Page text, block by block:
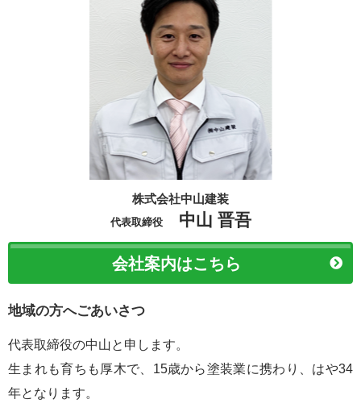
株式会社中山建装
代表取締役 中山 晋吾
会社案内はこちら
地域の方へごあいさつ
代表取締役の中山と申します。
生まれも育ちも厚木で、15歳から塗装業に携わり、はや34
年となります。